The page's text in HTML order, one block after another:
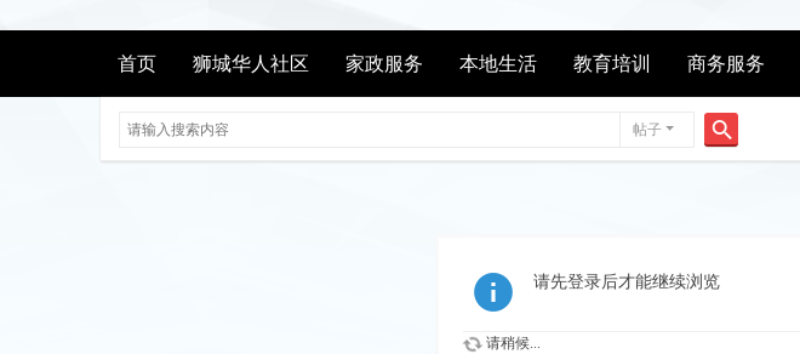
首页 狮城华人社区 家政服务 本地生活 教育培训 商务服务
帖子
搜
请先登录后才能继续浏览
请稍候...